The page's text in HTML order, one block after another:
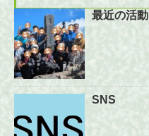
最近の活動
SNS